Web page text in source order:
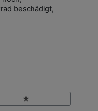
beschädigt,